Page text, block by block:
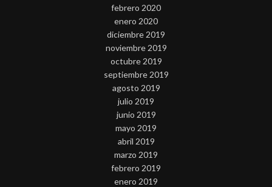
febrero 2020
enero 2020
diciembre 2019
noviembre 2019
octubre 2019
septiembre 2019
agosto 2019
julio 2019
junio 2019
mayo 2019
abril 2019
marzo 2019
febrero 2019
enero 2019